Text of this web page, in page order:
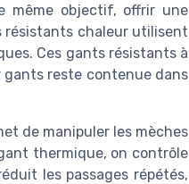
même objectif, offrir une
résistants chaleur utilisent
Ces gants résistants à
gants reste contenue dans
de manipuler les mèches
thermique, on contrôle
les passages répétés,